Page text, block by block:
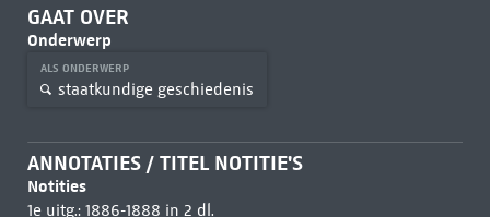
GAAT OVER
Onderwerp
ALS ONDERWERP
staatkundige geschiedenis
ANNOTATIES / TITEL NOTITIE'S
Notities
1e uitg.: 1886-1888 in 2 dl.